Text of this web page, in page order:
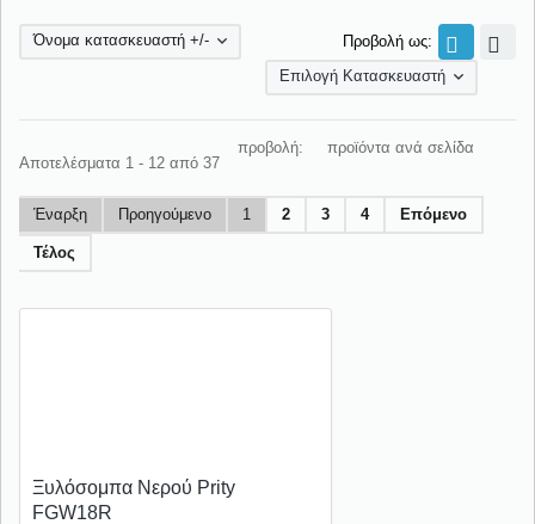
Προβολή ως:
Όνομα κατασκευαστή +/-
Επιλογή Κατασκευαστή
Αποτελέσματα 1 - 12 από 37
προβολή: προϊόντα ανά σελίδα
Έναρξη Προηγούμενο 1 2 3 4 Επόμενο
Τέλος
Ξυλόσομπα Νερού Prity
FGW18R